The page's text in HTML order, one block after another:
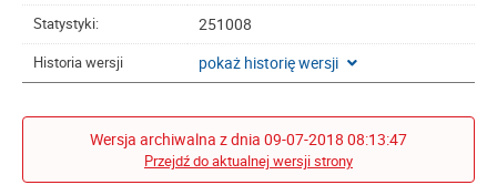
Statystyki: 251008
Historia wersji pokaż historię wersji
Wersja archiwalna z dnia 09-07-2018 08:13:47
Przejdź do aktualnej wersji strony